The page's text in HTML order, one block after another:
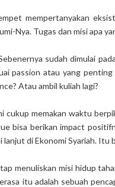
mempertanyakan
Nya. Tugas dan misi apa
sudah dimulai
passion atau yang
Atau ambil kuliah lagi?
cukup memakan waktu
bisa berikan impact
lanjut di Ekonomi Syariah.
menuliskan misi hidup
itu adalah sebuah